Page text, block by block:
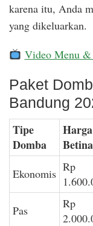
karena itu, Anda
yang dikeluarkan.
Video Menu &
Paket
Bandung
Tipe
Domba
Harga
Betina
Ekonomis Rp
Pas
Rp